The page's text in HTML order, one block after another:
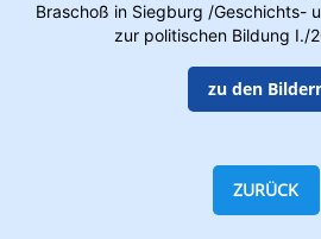
Braschoß in Siegburg /Geschichts-
zur politischen Bildung I./
zu den
ZURÜCK